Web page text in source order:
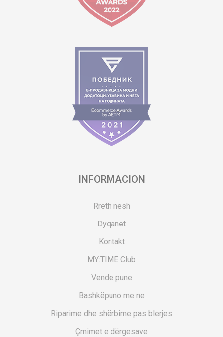
INFORMACION
Rreth nesh
Dyqanet
Kontakt
MY:TIME Club
Vende pune
Bashkëpuno me ne
Riparime dhe shërbime pas blerjes
Çmimet e dërgesave